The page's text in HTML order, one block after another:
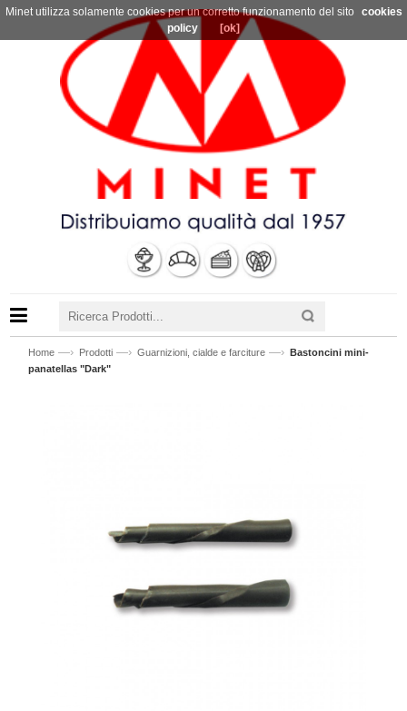
Home —› Prodotti —› Guarnizioni, cialde e farciture —› Bastoncini mini-
panatellas "Dark"
Minet utilizza solamente cookies per un corretto funzionamento del sito
cookies
policy
[ok]